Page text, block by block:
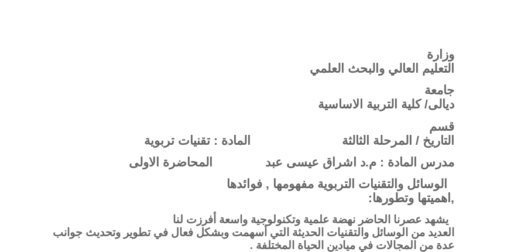
وزارة
التعليم العالي والبحث العلمي
جامعة
ديالى/ كلية التربية الاساسية
قسم
التاريخ / المرحلة الثالثة
المادة : تقنيات تربوية
مدرس المادة : م.د اشراق عيسى عبد
المحاضرة الاولى
الوسائل والتقنيات التربوية مفهومها , فوائدها
,اهميتها وتطورها:
يشهد عصرنا الحاضر نهضة علمية وتكنولوجية واسعة أفرزت لنا
العديد من الوسائل والتقنيات الحديثة التي أسهمت وبشكل فعال في تطوير وتحديث جوانب
عدة من المجالات في ميادين الحياة المختلفة .